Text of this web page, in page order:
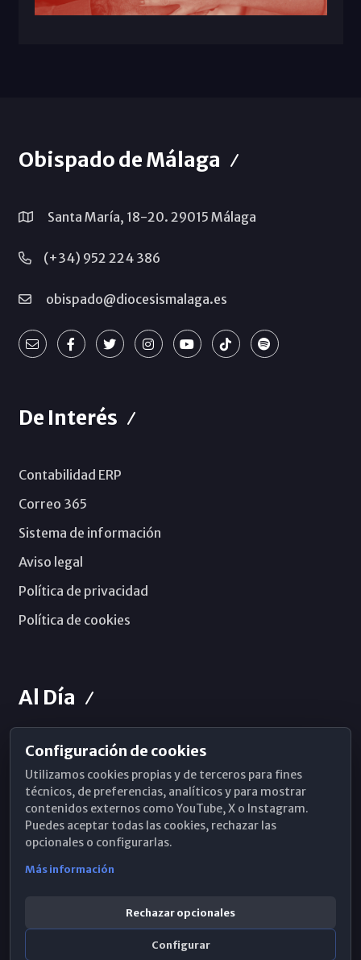
Obispado de Málaga
Santa María, 18-20. 29015 Málaga
(+34) 952 224 386
obispado@diocesismalaga.es
De Interés
Contabilidad ERP
Correo 365
Sistema de información
Aviso legal
Política de privacidad
Política de cookies
Al Día
Horarios de Misa
Hemeroteca
WhatsApp
Configuración de cookies
Utilizamos cookies propias y de terceros para fines
técnicos, de preferencias, analíticos y para mostrar
contenidos externos como YouTube, X o Instagram.
Puedes aceptar todas las cookies, rechazar las
opcionales o configurarlas.
Más información
Rechazar opcionales
Configurar